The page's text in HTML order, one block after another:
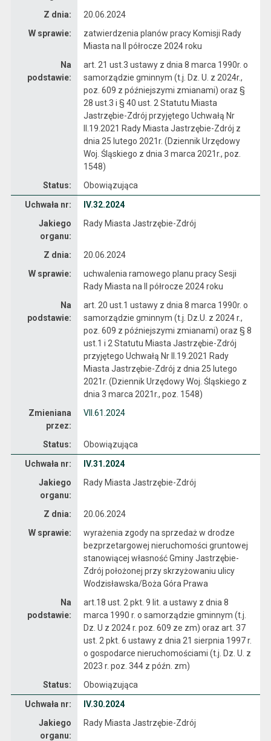
Z dnia:
20.06.2024
W sprawie:
zatwierdzenia planów pracy Komisji Rady
Miasta na II półrocze 2024 roku
Na
podstawie:
art. 21 ust.3 ustawy z dnia 8 marca 1990r. o
samorządzie gminnym (t.j. Dz. U. z 2024r.,
poz. 609 z późniejszymi zmianami) oraz §
28 ust.3 i § 40 ust. 2 Statutu Miasta
Jastrzębie-Zdrój przyjętego Uchwałą Nr
II.19.2021 Rady Miasta Jastrzębie-Zdrój z
dnia 25 lutego 2021r. (Dziennik Urzędowy
Woj. Śląskiego z dnia 3 marca 2021r., poz.
1548)
Status:
Obowiązująca
Uchwała nr:
IV.32.2024
Jakiego
organu:
Rady Miasta Jastrzębie-Zdrój
Z dnia:
20.06.2024
W sprawie:
uchwalenia ramowego planu pracy Sesji
Rady Miasta na II półrocze 2024 roku
Na
podstawie:
art. 20 ust.1 ustawy z dnia 8 marca 1990r. o
samorządzie gminnym (t.j. Dz.U. z 2024 r.,
poz. 609 z późniejszymi zmianami) oraz § 8
ust.1 i 2 Statutu Miasta Jastrzębie-Zdrój
przyjętego Uchwałą Nr II.19.2021 Rady
Miasta Jastrzębie-Zdrój z dnia 25 lutego
2021r. (Dziennik Urzędowy Woj. Śląskiego z
dnia 3 marca 2021r., poz. 1548)
Zmieniana
przez:
VII.61.2024
Status: Obowiązująca
Uchwała nr:
IV.31.2024
Jakiego
organu:
Rady Miasta Jastrzębie-Zdrój
Z dnia:
20.06.2024
W sprawie:
wyrażenia zgody na sprzedaż w drodze
bezprzetargowej nieruchomości gruntowej
stanowiącej własność Gminy Jastrzębie-
Zdrój położonej przy skrzyżowaniu ulicy
Wodzisławska/Boża Góra Prawa
Na
podstawie:
art.18 ust. 2 pkt. 9 lit. a ustawy z dnia 8
marca 1990 r. o samorządzie gminnym (t.j.
Dz. U z 2024 r. poz. 609 ze zm) oraz art. 37
ust. 2 pkt. 6 ustawy z dnia 21 sierpnia 1997 r.
o gospodarce nieruchomościami (t.j. Dz. U. z
2023 r. poz. 344 z późn. zm)
Status:
Obowiązująca
Uchwała nr:
IV.30.2024
Jakiego
organu:
Rady Miasta Jastrzębie-Zdrój